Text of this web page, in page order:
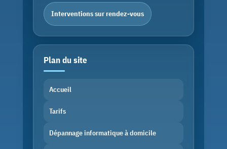
Interventions sur rendez-vous
Plan du site
Accueil
Tarifs
Dépannage informatique à domicile